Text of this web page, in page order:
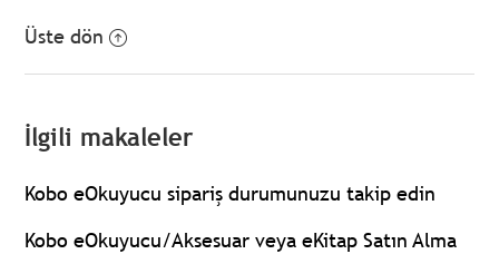
Üste dön
İlgili makaleler
Kobo eOkuyucu sipariş durumunuzu takip edin
Kobo eOkuyucu/Aksesuar veya eKitap Satın Alma